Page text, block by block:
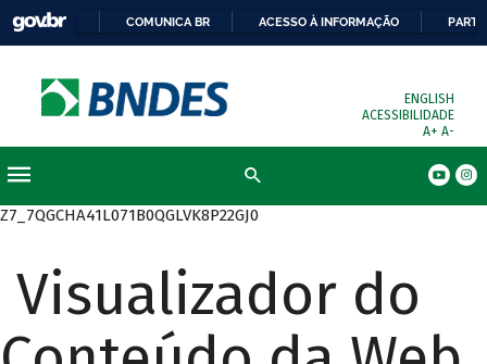
COMUNICA BR ACESSO À INFORMAÇÃO
ENGLISH
ACESSIBILIDADE
A+ A-
Z7_7QGCHA41L071B0QGLVK8P22GJ0
Visualizador do